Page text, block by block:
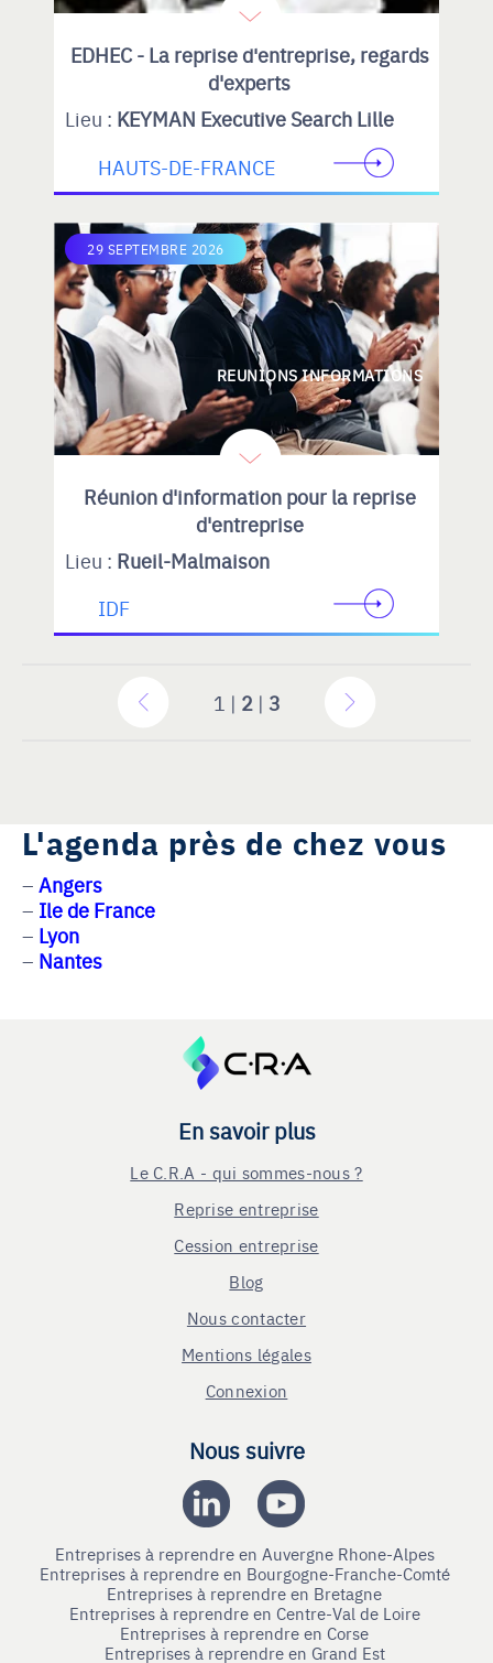
EDHEC - La reprise d'entreprise, regards
d'experts
Lieu : KEYMAN Executive Search Lille
HAUTS-DE-FRANCE
29 SEPTEMBRE 2026
REUNIONS INFORMATIONS
Réunion d'information pour la reprise
d'entreprise
Lieu : Rueil-Malmaison
IDF
1 | 2| 3
L'agenda près de chez vous
Angers
Ile de France
Lyon
Nantes
En savoir plus
Le C.R.A - qui sommes-nous ?
Reprise entreprise
Cession entreprise
Blog
Nous contacter
Mentions légales
Connexion
Nous suivre
Entreprises à reprendre en Auvergne Rhone-Alpes
Entreprises à reprendre en Bourgogne-Franche-Comté
Entreprises à reprendre en Bretagne
Entreprises à reprendre en Centre-Val de Loire
Entreprises à reprendre en Corse
Entreprises à reprendre en Grand Est